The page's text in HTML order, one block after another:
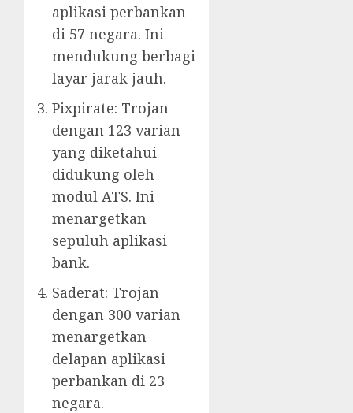
aplikasi perbankan
di 57 negara. Ini
mendukung berbagi
layar jarak jauh.
Pixpirate: Trojan
dengan 123 varian
yang diketahui
didukung oleh
modul ATS. Ini
menargetkan
sepuluh aplikasi
bank.
Saderat: Trojan
dengan 300 varian
menargetkan
delapan aplikasi
perbankan di 23
negara.